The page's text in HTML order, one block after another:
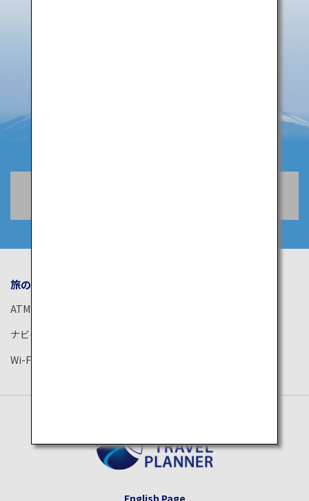
旅のお役立ち情報
ATM
ナビゲーションアプリ
Wi-Fiスポット
English Page